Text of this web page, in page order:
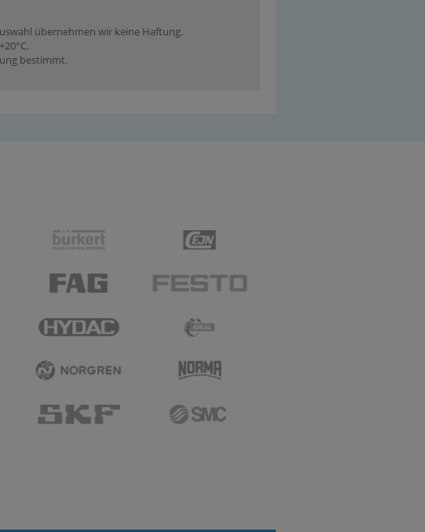
übernehmen wir keine Haftung.
bestimmt.